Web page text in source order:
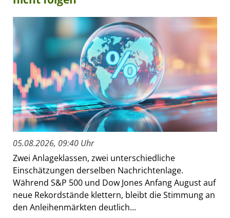
05.08.2026, 09:40 Uhr
Zwei Anlageklassen, zwei unterschiedliche
Einschätzungen derselben Nachrichtenlage.
Während S&P 500 und Dow Jones Anfang August auf
neue Rekordstände klettern, bleibt die Stimmung an
den Anleihenmärkten deutlich...